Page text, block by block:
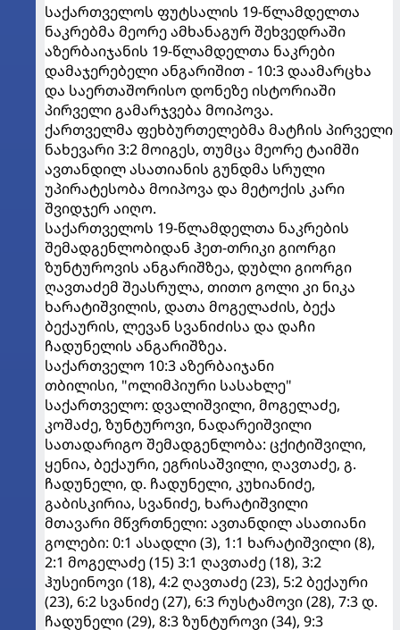
საქართველოს ფუტსალის 19-წლამდელთა
ნაკრებმა მეორე ამხანაგურ შეხვედრაში
აზერბაიჯანის 19-წლამდელთა ნაკრები
დამაჯერებელი ანგარიშით - 10:3 დაამარცხა
და საერთაშორისო დონეზე ისტორიაში
პირველი გამარჯვება მოიპოვა.
ქართველმა ფეხბურთელებმა მატჩის პირველი
ნახევარი 3:2 მოიგეს, თუმცა მეორე ტაიმში
ავთანდილ ასათიანის გუნდმა სრული
უპირატესობა მოიპოვა და მეტოქის კარი
შვიდჯერ აიღო.
საქართველოს 19-წლამდელთა ნაკრების
შემადგენლობიდან ჰეთ-თრიკი გიორგი
ზუნტუროვის ანგარიშზეა, დუბლი გიორგი
ღავთაძემ შეასრულა, თითო გოლი კი ნიკა
ხარატიშვილის, დათა მოგელაძის, ბექა
ბექაურის, ლევან სვანიძისა და დაჩი
ჩადუნელის ანგარიშზეა.
საქართველო 10:3 აზერბაიჯანი
თბილისი, "ოლიმპიური სასახლე"
საქართველო: დვალიშვილი, მოგელაძე,
კოშაძე, ზუნტუროვი, ნადარეიშვილი
სათადარიგო შემადგენლობა: ცქიტიშვილი,
ყენია, ბექაური, ეგრისაშვილი, ღავთაძე, გ.
ჩადუნელი, დ. ჩადუნელი, კუხიანიძე,
გაბისკირია, სვანიძე, ხარატიშვილი
მთავარი მწვრთნელი: ავთანდილ ასათიანი
გოლები: 0:1 ასადლი (3), 1:1 ხარატიშვილი (8),
2:1 მოგელაძე (15) 3:1 ღავთაძე (18), 3:2
ჰუსეინოვი (18), 4:2 ღავთაძე (23), 5:2 ბექაური
(23), 6:2 სვანიძე (27), 6:3 რუსტამოვი (28), 7:3 დ.
ჩადუნელი (29), 8:3 ზუნტუროვი (34), 9:3